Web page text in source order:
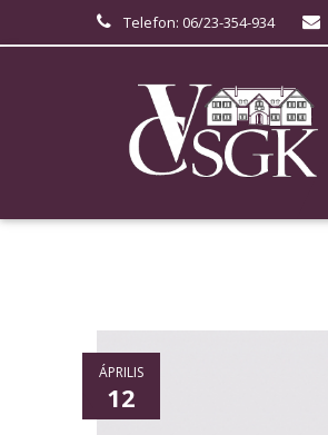
Telefon: 06/23-354-934
ÁPRILIS
12